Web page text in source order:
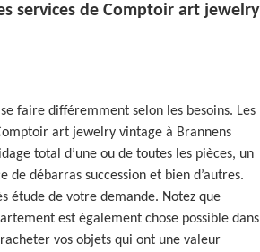
services de Comptoir art jewelry
faire différemment selon les besoins. Les
art jewelry vintage à Brannens
total d’une ou de toutes les pièces, un
débarras succession et bien d’autres.
étude de votre demande. Notez que
est également chose possible dans
vos objets qui ont une valeur